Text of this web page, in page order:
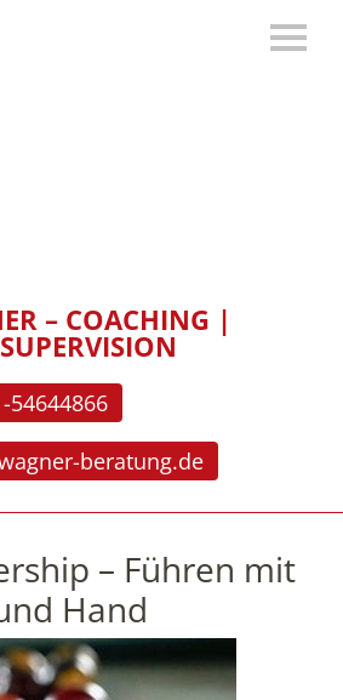
– COACHING |
54644866
beratung.de
– Führen mit
Hand